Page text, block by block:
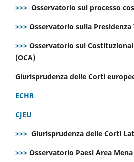
>>> Osservatorio sul processo
>>> Osservatorio sulla
>>> Osservatorio sul
(OCA)
Giurisprudenza delle Corti
ECHR
CJEU
>>> Giurisprudenza delle Corti
>>> Osservatorio Paesi Area Mena